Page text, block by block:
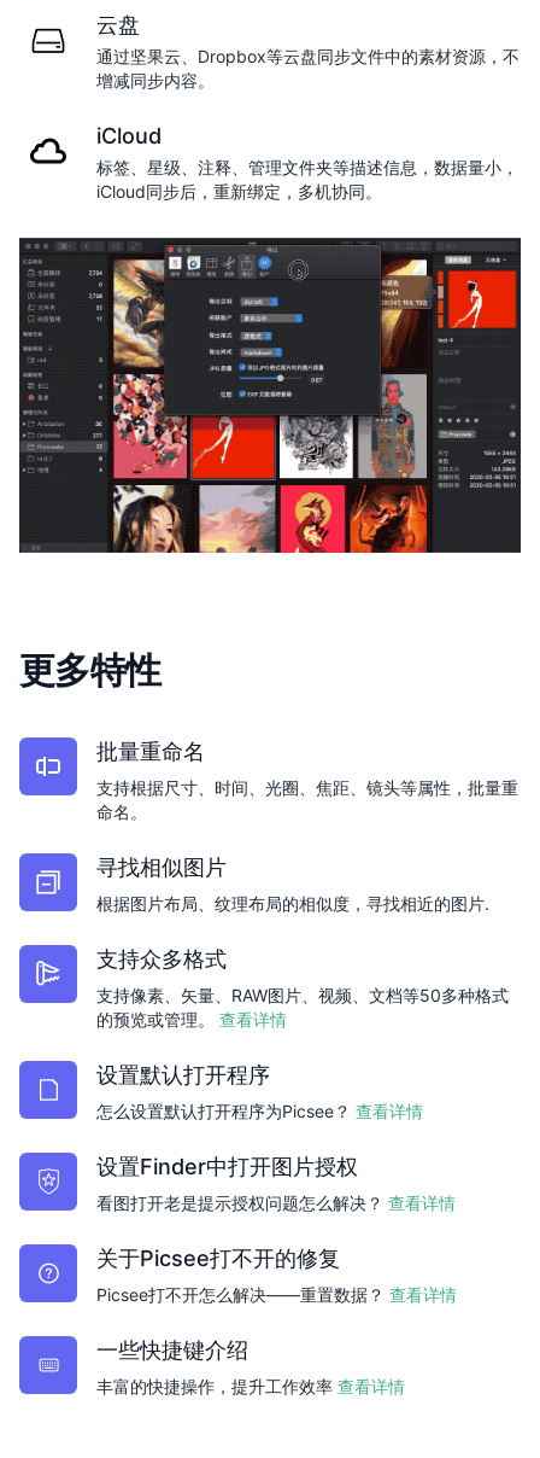
云盘
通过坚果云、Dropbox等云盘同步文件中的素材资源，不
增减同步内容。
iCloud
标签、星级、注释、管理文件夹等描述信息，数据量小，
iCloud同步后，重新绑定，多机协同。
更多特性
批量重命名
支持根据尺寸、时间、光圈、焦距、镜头等属性，批量重
命名。
寻找相似图片
根据图片布局、纹理布局的相似度，寻找相近的图片.
支持众多格式
支持像素、矢量、RAW图片、视频、文档等50多种格式
的预览或管理。 查看详情
设置默认打开程序
怎么设置默认打开程序为Picsee？ 查看详情
设置Finder中打开图片授权
看图打开老是提示授权问题怎么解决？ 查看详情
关于Picsee打不开的修复
Picsee打不开怎么解决——重置数据？ 查看详情
一些快捷键介绍
丰富的快捷操作，提升工作效率 查看详情